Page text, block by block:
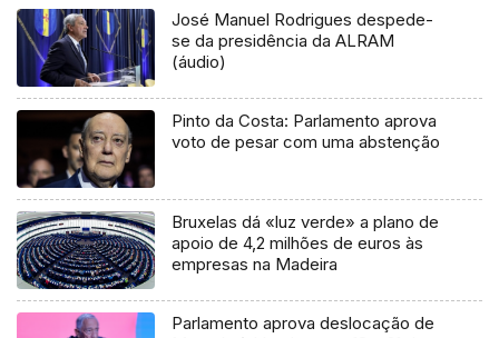
José Manuel Rodrigues despede-
se da presidência da ALRAM
(áudio)
Pinto da Costa: Parlamento aprova
voto de pesar com uma abstenção
Bruxelas dá «luz verde» a plano de
apoio de 4,2 milhões de euros às
empresas na Madeira
Parlamento aprova deslocação de